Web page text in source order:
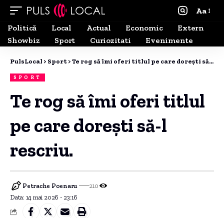
Aa
Politică
Local Actual Economic
Extern
Showbiz
Sport Curiozitati Evenimente
PulsLocal > Sport > Te rog să îmi oferi titlul pe care dorești să-l rescriu.
SPORT
Te rog să îmi oferi titlul
pe care dorești să-l
rescriu.
Data: 14 mai 2026 - 23:16
Petrache Poenaru 210